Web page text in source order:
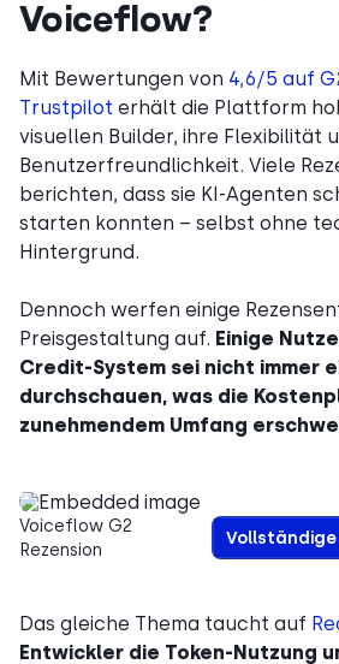
Voiceflow?
Mit Bewertungen von 4,6/5 auf
Trustpilot erhält die Plattform
visuellen Builder, ihre Flexibilität
Benutzerfreundlichkeit. Viele
berichten, dass sie KI-Agenten
starten konnten – selbst ohne
Hintergrund.
Dennoch werfen einige
Preisgestaltung auf. Einige
Credit-System sei nicht immer
durchschauen, was die
zunehmendem Umfang
Voiceflow G2
Rezension
Vollständige
Das gleiche Thema taucht auf
Entwickler die Token-Nutzung